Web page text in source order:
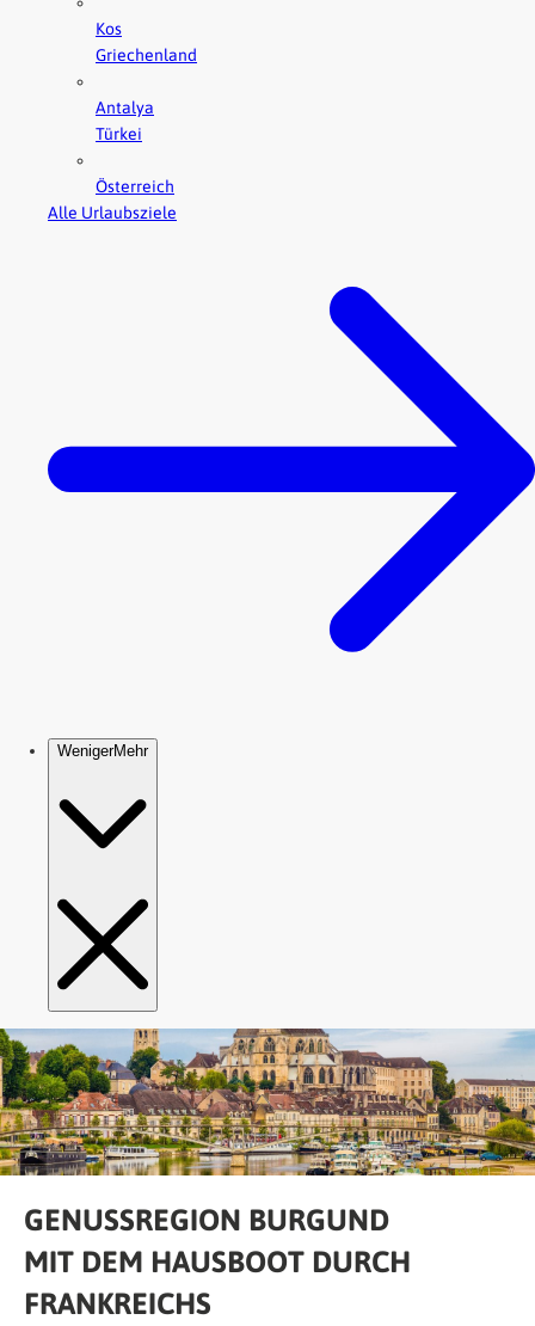
GENUSSREGION BURGUND
MIT DEM HAUSBOOT DURCH
FRANKREICHS